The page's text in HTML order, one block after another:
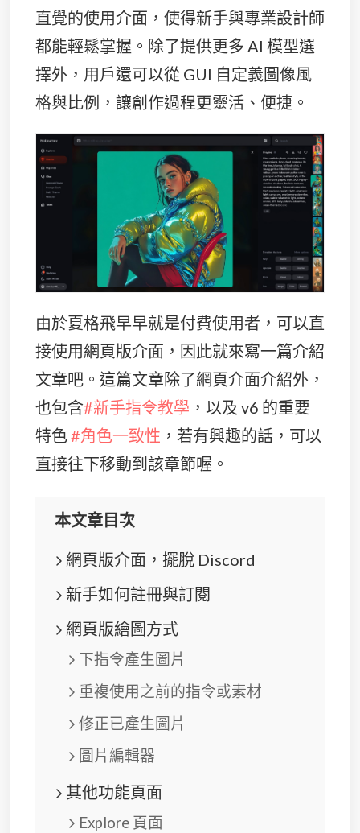
直覺的使用介面，使得新手與專業設計師
都能輕鬆掌握。除了提供更多 AI 模型選
擇外，用戶還可以從 GUI 自定義圖像風
格與比例，讓創作過程更靈活、便捷。
由於夏格飛早早就是付費使用者，可以直
接使用網頁版介面，因此就來寫一篇介紹
文章吧。這篇文章除了網頁介面介紹外，
也包含#新手指令教學 ，以及 v6 的重要
特色#角色一致性 ，若有興趣的話，可以
直接往下移動到該章節喔。
本文章目次
網頁版介面，擺脫 Discord
新手如何註冊與訂閱
網頁版繪圖方式
下指令產生圖片
重複使用之前的指令或素材
修正已產生圖片
圖片編輯器
其他功能頁面
Explore 頁面